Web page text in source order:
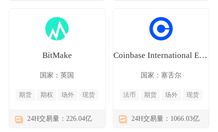
BitMake
国家：英国
期货 期权 场外 现货
24H交易量：226.04亿
Coinbase International Exchange
国家：塞舌尔
法币 期货 场外 现货
24H交易量：1066.03亿